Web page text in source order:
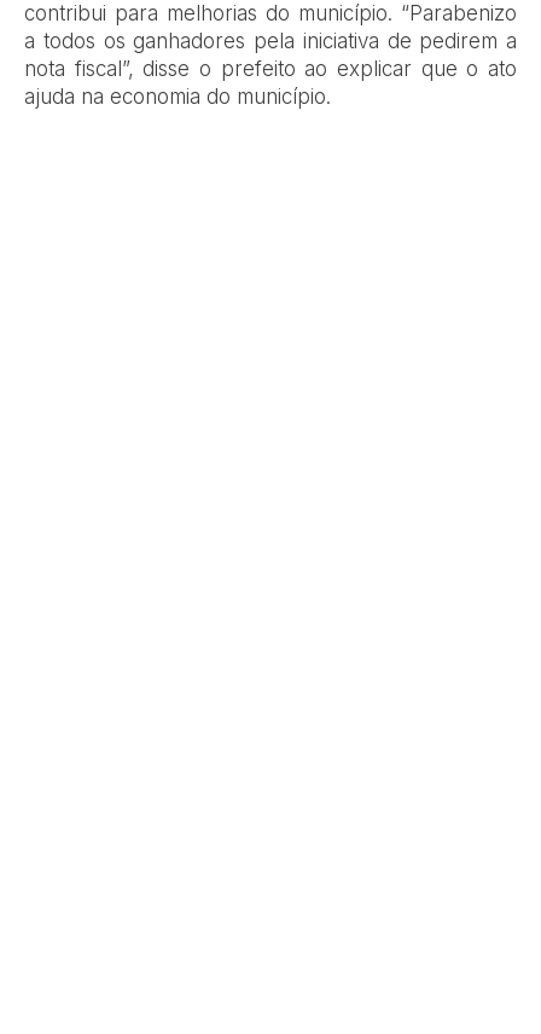
contribui para melhorias do município. “Parabenizo
a todos os ganhadores pela iniciativa de pedirem a
nota fiscal”, disse o prefeito ao explicar que o ato
ajuda na economia do município.